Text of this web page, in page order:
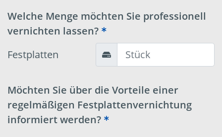
Welche Menge möchten Sie professionell
vernichten lassen?
Festplatten
Möchten Sie über die Vorteile einer
regelmäßigen Festplattenvernichtung
informiert werden?